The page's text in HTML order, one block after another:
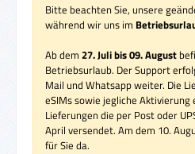
Bitte beachten Sie, unsere
während wir uns im
Ab dem 27. Juli bis 09. August
Betriebsurlaub. Der Support
Mail und Whatsapp weiter. Die
eSIMs sowie jegliche
Lieferungen die per Post oder
April versendet. Am dem 10.
für Sie da.